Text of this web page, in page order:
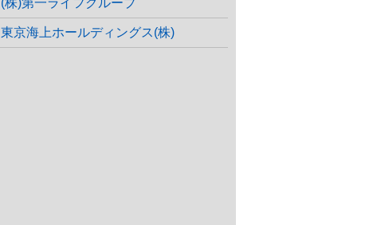
(株)第一ライフグループ
東京海上ホールディングス(株)